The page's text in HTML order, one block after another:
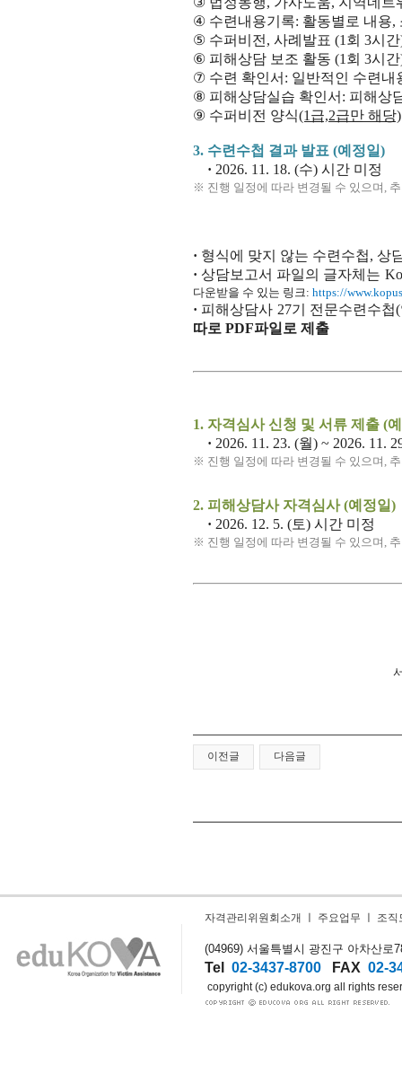
④ 수련내용기록: 활동별로 내용,
⑤ 수퍼비전 , 사례발표 (1 회 3시간
⑥ 피해상담 보조 활동 (1 회 3시간
⑦ 수련 확인서 : 일반적인 수련내
⑧ 피해상담실습 확인서 : 피해상
⑨ 수퍼비전 양식(1급,2급만 해당)
3. 수련수첩 결과 발표 (예정일)
· 2026. 11. 18. (수) 시간 미정
※ 진행 일정에 따라 변경될 수 있으며,
· 형식에 맞지 않는 수련수첩, 상
·상담보고서 파일의 글자체는
다운받을 수 있는 링크: https://
· 피해상담사 27기 전문수련수
따로 PDF파일로 제출
1. 자격심사 신청 및 서류 제출 (
· 2026. 11. 23. (월) ~ 2026. 11.
※ 진행 일정에 따라 변경될 수 있으며,
2. 피해상담사자격심사 (예정일)
· 2026. 12. 5. (토) 시간 미정
※ 진행 일정에 따라 변경될 수 있으며,
이전글 다음글
자격관리위원회소개 주요업무 조직
(04969) 서울특별시 광진구 아차산로
Tel 02-3437-8700 FAX 02-
copyright (c) edukova.org all rights